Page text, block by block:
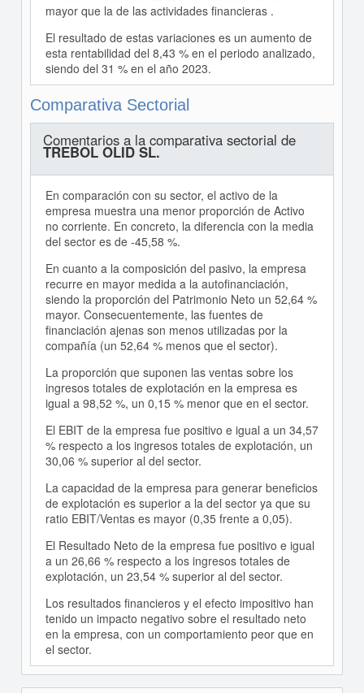
mayor que la de las actividades financieras .
El resultado de estas variaciones es un aumento de
esta rentabilidad del 8,43 % en el periodo analizado,
siendo del 31 % en el año 2023.
Comparativa Sectorial
Comentarios a la comparativa sectorial de
TREBOL OLID SL.
En comparación con su sector, el activo de la
empresa muestra una menor proporción de Activo
no corriente. En concreto, la diferencia con la media
del sector es de -45,58 %.
En cuanto a la composición del pasivo, la empresa
recurre en mayor medida a la autofinanciación,
siendo la proporción del Patrimonio Neto un 52,64 %
mayor. Consecuentemente, las fuentes de
financiación ajenas son menos utilizadas por la
compañía (un 52,64 % menos que el sector).
La proporción que suponen las ventas sobre los
ingresos totales de explotación en la empresa es
igual a 98,52 %, un 0,15 % menor que en el sector.
El EBIT de la empresa fue positivo e igual a un 34,57
% respecto a los ingresos totales de explotación, un
30,06 % superior al del sector.
La capacidad de la empresa para generar beneficios
de explotación es superior a la del sector ya que su
ratio EBIT/Ventas es mayor (0,35 frente a 0,05).
El Resultado Neto de la empresa fue positivo e igual
a un 26,66 % respecto a los ingresos totales de
explotación, un 23,54 % superior al del sector.
Los resultados financieros y el efecto impositivo han
tenido un impacto negativo sobre el resultado neto
en la empresa, con un comportamiento peor que en
el sector.